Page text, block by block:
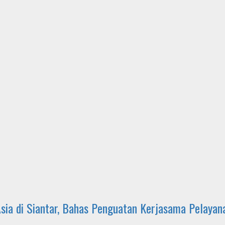
di Siantar, Bahas Penguatan Kerjasama